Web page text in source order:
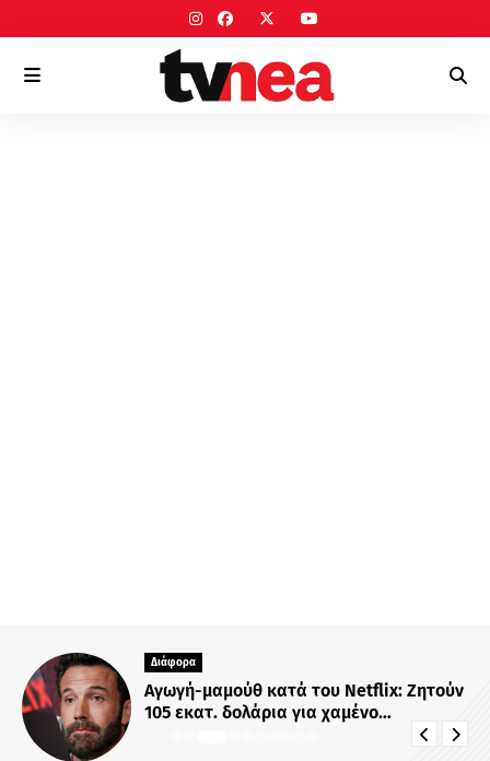
Διάφορα
Αγωγή-μαμούθ κατά του Netflix: Ζητούν
105 εκατ. δολάρια για χαμένο
αντίγραφο ακυκλοφόρητης ταινίας